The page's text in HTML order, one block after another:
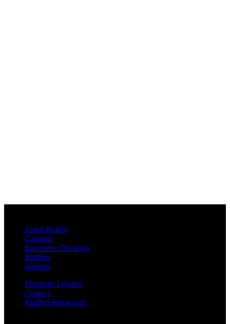
Esprit Rugby
Cagolins
Interviews Décalées
Maffrés
Insolites
Mentions Légales
Contact
RugbyFédéral.com